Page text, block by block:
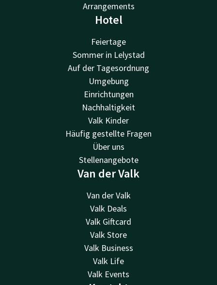
Arrangements
Hotel
Feiertage
Sommer in Lelystad
Auf der Tagesordnung
Umgebung
Einrichtungen
Nachhaltigkeit
Valk Kinder
Häufig gestellte Fragen
Über uns
Stellenangebote
Van der Valk
Van der Valk
Valk Deals
Valk Giftcard
Valk Store
Valk Business
Valk Life
Valk Events